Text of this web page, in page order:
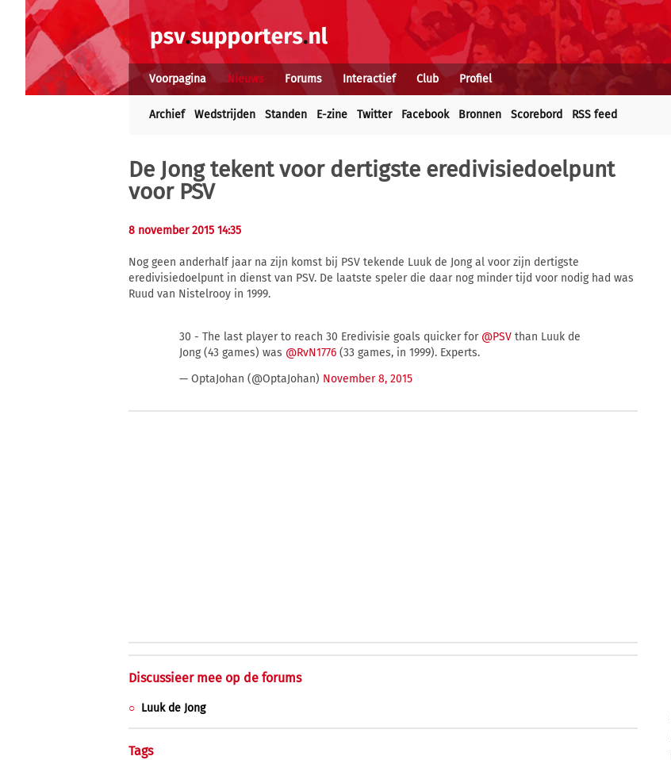
Voorpagina Nieuws Forums Interactief Club Profiel
Archief Wedstrijden Standen E-zine Twitter Facebook Bronnen Scorebord RSS feed
De Jong tekent voor dertigste eredivisiedoelpunt
voor PSV
8 november 2015 14:35
Nog geen anderhalf jaar na zijn komst bij PSV tekende Luuk de Jong al voor zijn dertigste
eredivisiedoelpunt in dienst van PSV. De laatste speler die daar nog minder tijd voor nodig had was
Ruud van Nistelrooy in 1999.
30 - The last player to reach 30 Eredivisie goals quicker for @PSV than Luuk de
Jong (43 games) was @RvN1776 (33 games, in 1999). Experts.
— OptaJohan (@OptaJohan) November 8, 2015
Discussieer mee op de forums
Luuk de Jong
Tags